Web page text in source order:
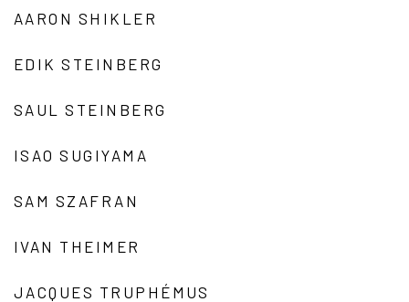
AARON SHIKLER
EDIK STEINBERG
SAUL STEINBERG
ISAO SUGIYAMA
SAM SZAFRAN
IVAN THEIMER
JACQUES TRUPHÉMUS